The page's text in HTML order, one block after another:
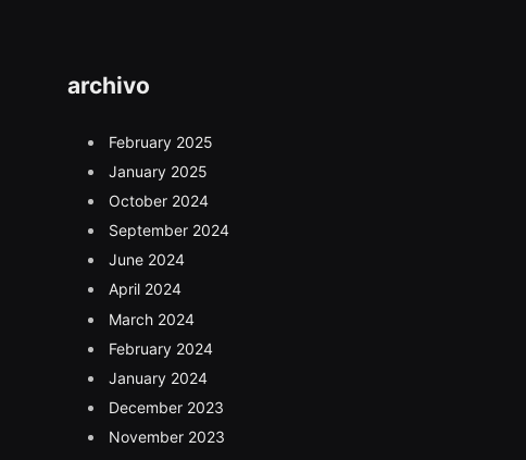
archivo
February 2025
January 2025
October 2024
September 2024
June 2024
April 2024
March 2024
February 2024
January 2024
December 2023
November 2023